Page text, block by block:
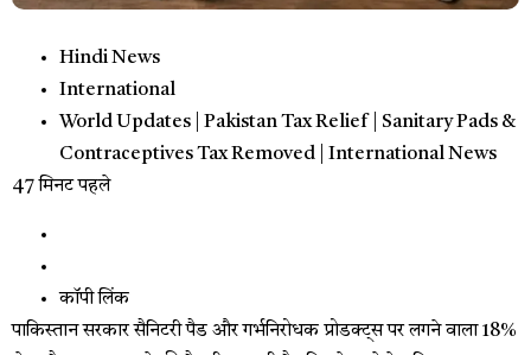
Hindi News
International
World Updates | Pakistan Tax Relief | Sanitary Pads &
Contraceptives Tax Removed | International News
47 मिनट पहले
कॉपी लिंक
पाकिस्तान सरकार सैनिटरी पैड और गर्भनिरोधक प्रोडक्ट्स पर लगने वाला 18%